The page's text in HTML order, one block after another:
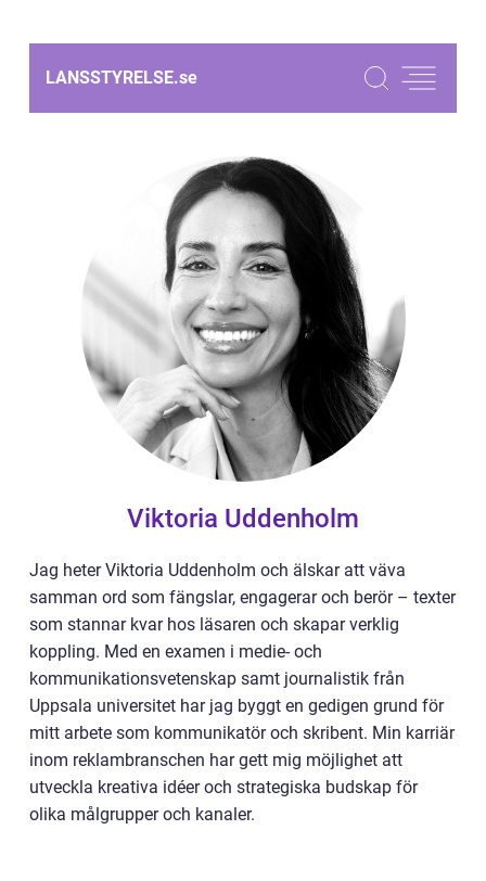
LANSSTYRELSE.se
Viktoria Uddenholm
Jag heter Viktoria Uddenholm och älskar att väva
samman ord som fängslar, engagerar och berör – texter
som stannar kvar hos läsaren och skapar verklig
koppling. Med en examen i medie- och
kommunikationsvetenskap samt journalistik från
Uppsala universitet har jag byggt en gedigen grund för
mitt arbete som kommunikatör och skribent. Min karriär
inom reklambranschen har gett mig möjlighet att
utveckla kreativa idéer och strategiska budskap för
olika målgrupper och kanaler.